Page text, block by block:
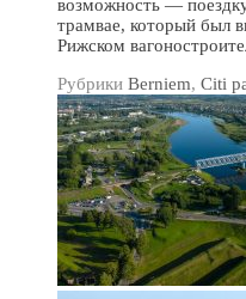
возможность —
трамвае, который был
Рижском
Рубрики Berniem, Citi